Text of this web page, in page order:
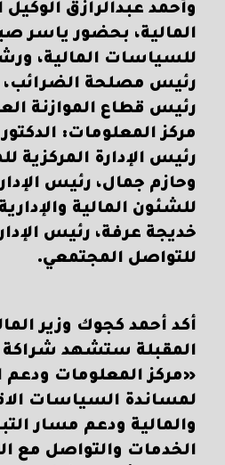
وأحمد عبدالرازق الوكيل
المالية، بحضور ياسر
للسياسات المالية،
رئيس مصلحة الضرائب،
رئيس قطاع الموازنة
مركز المعلومات:
رئيس الإدارة المركزية
وحازم جمال، رئيس
للشئون المالية
خديجة عرفة، رئيس
للتواصل المجتمعي.
أكد أحمد كجوك وزير
المقبلة ستشهد شراكة
«مركز المعلومات ودعم
لمساندة السياسات
والمالية ودعم مسار
الخدمات والتواصل مع